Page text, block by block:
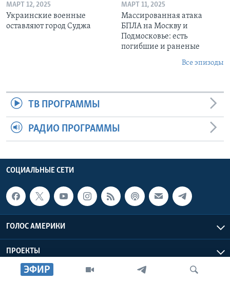
ЭФИР
МАРТ 12, 2025
Украинские военные
оставляют город Суджа
МАРТ 11, 2025
Массированная атака
БПЛА на Москву и
Подмосковье: есть
погибшие и раненые
Все эпизоды
ТВ ПРОГРАММЫ
РАДИО ПРОГРАММЫ
СОЦИАЛЬНЫЕ СЕТИ
ГОЛОС АМЕРИКИ
ПРОЕКТЫ